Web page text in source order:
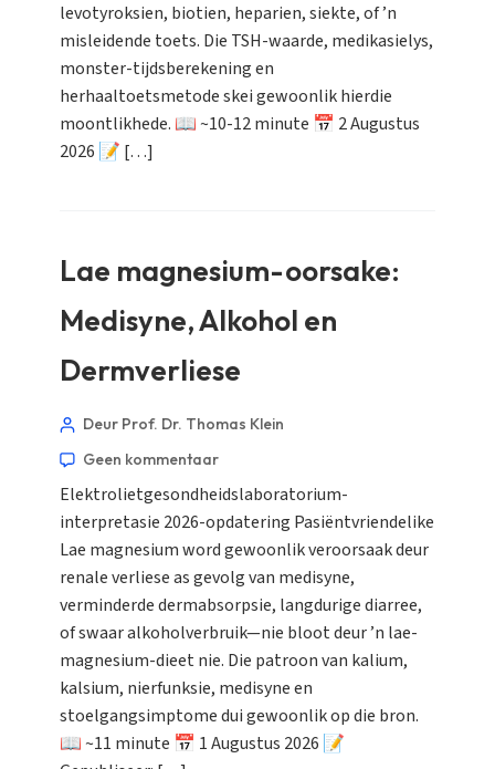
levotyroksien, biotien, heparien, siekte, of ’n
misleidende toets. Die TSH-waarde, medikasielys,
monster-tijdsberekening en
herhaaltoetsmetode skei gewoonlik hierdie
moontlikhede. 📖 ~10-12 minute 📅 2 Augustus
2026 📝 […]
Lae magnesium-oorsake:
Medisyne, Alkohol en
Dermverliese
Deur Prof. Dr. Thomas Klein
Geen kommentaar
Elektrolietgesondheidslaboratorium-
interpretasie 2026-opdatering Pasiëntvriendelike
Lae magnesium word gewoonlik veroorsaak deur
renale verliese as gevolg van medisyne,
verminderde dermabsorpsie, langdurige diarree,
of swaar alkoholverbruik—nie bloot deur ’n lae-
magnesium-dieet nie. Die patroon van kalium,
kalsium, nierfunksie, medisyne en
stoelgangsimptome dui gewoonlik op die bron.
📖 ~11 minute 📅 1 Augustus 2026 📝